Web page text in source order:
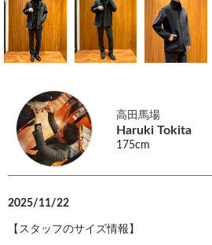
高田馬場
Haruki Tokita
175cm
2025/11/22
【スタッフのサイズ情報】